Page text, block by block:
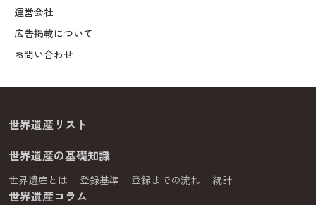
運営会社
広告掲載について
お問い合わせ
世界遺産リスト
世界遺産の基礎知識
世界遺産とは 登録基準 登録までの流れ 統計
世界遺産コラム